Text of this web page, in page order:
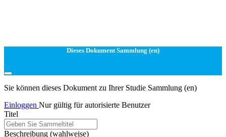
Dieses Dokument Sammlung (en)
Sie können dieses Dokument zu Ihrer Studie Sammlung (en)
Einloggen Nur gültig für autorisierte Benutzer
Titel
Beschreibung (wahlweise)